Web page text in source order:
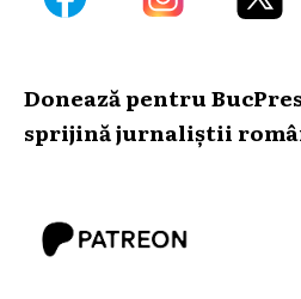
Donează pentru
sprijină jurnaliștii